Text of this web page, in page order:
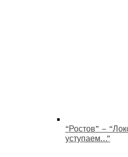
“Ростов” –
уступаем…”